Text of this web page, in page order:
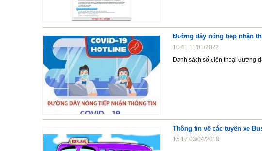
Đường dây nóng tiếp nhận
10:41 11/01/2022
Danh sách số điện thoại đường
Thông tin về các tuyến xe
15:17 03/04/2018